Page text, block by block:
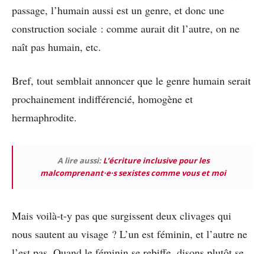
passage, l’humain aussi est un genre, et donc une
construction sociale : comme aurait dit l’autre, on ne
naît pas humain, etc.
Bref, tout semblait annoncer que le genre humain serait
prochainement indifférencié, homogène et
hermaphrodite.
A lire aussi:L’écriture inclusive pour les
malcomprenant·e·s sexistes comme vous et moi
Mais voilà-t-y pas que surgissent deux clivages qui
nous sautent au visage ? L’un est féminin, et l’autre ne